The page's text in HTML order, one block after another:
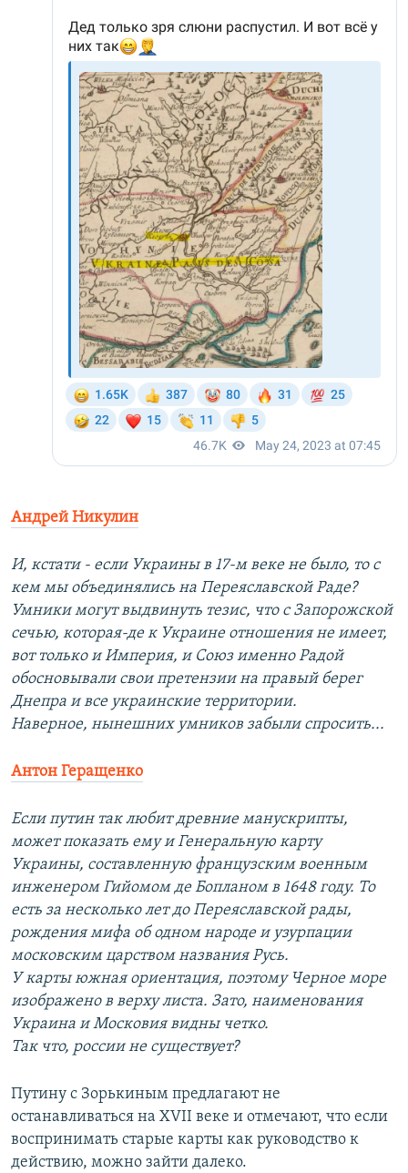
Андрей Никулин
И, кстати - если Украины в 17-м веке не было, то с
кем мы объединялись на Переяславской Раде?
Умники могут выдвинуть тезис, что с Запорожской
сечью, которая-де к Украине отношения не имеет,
вот только и Империя, и Союз именно Радой
обосновывали свои претензии на правый берег
Днепра и все украинские территории.
Наверное, нынешних умников забыли спросить...
Антон Геращенко
Если путин так любит древние манускрипты,
может показать ему и Генеральную карту
Украины, составленную французским военным
инженером Гийомом де Бопланом в 1648 году. То
есть за несколько лет до Переяславской рады,
рождения мифа об одном народе и узурпации
московским царством названия Русь.
У карты южная ориентация, поэтому Черное море
изображено в верху листа. Зато, наименования
Украина и Московия видны четко.
Так что, россии не существует?
Путину с Зорькиным предлагают не
останавливаться на XVII веке и отмечают, что если
воспринимать старые карты как руководство к
действию, можно зайти далеко.